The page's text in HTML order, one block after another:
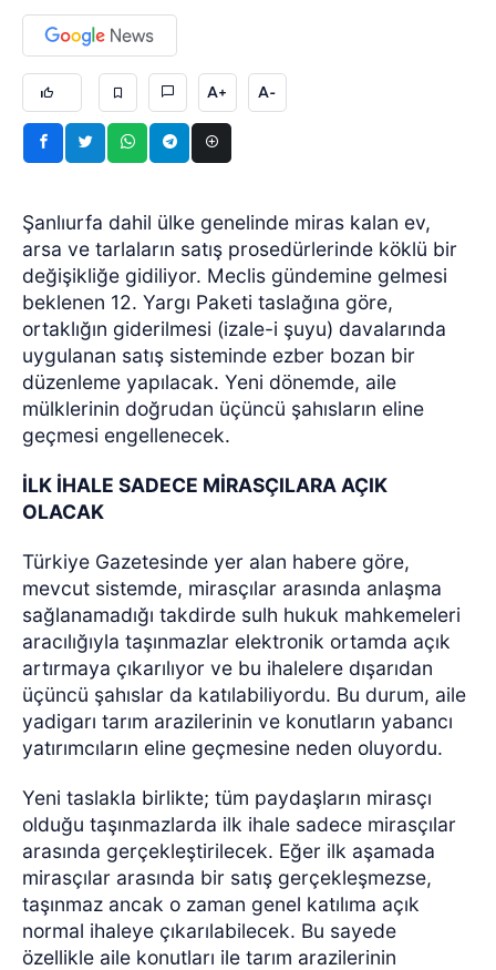
A+ A-
Şanlıurfa dahil ülke genelinde miras kalan ev,
arsa ve tarlaların satış prosedürlerinde köklü bir
değişikliğe gidiliyor. Meclis gündemine gelmesi
beklenen 12. Yargı Paketi taslağına göre,
ortaklığın giderilmesi (izale-i şuyu) davalarında
uygulanan satış sisteminde ezber bozan bir
düzenleme yapılacak. Yeni dönemde, aile
mülklerinin doğrudan üçüncü şahısların eline
geçmesi engellenecek.
İLK İHALE SADECE MİRASÇILARA AÇIK
OLACAK
Türkiye Gazetesinde yer alan habere göre,
mevcut sistemde, mirasçılar arasında anlaşma
sağlanamadığı takdirde sulh hukuk mahkemeleri
aracılığıyla taşınmazlar elektronik ortamda açık
artırmaya çıkarılıyor ve bu ihalelere dışarıdan
üçüncü şahıslar da katılabiliyordu. Bu durum, aile
yadigarı tarım arazilerinin ve konutların yabancı
yatırımcıların eline geçmesine neden oluyordu.
Yeni taslakla birlikte; tüm paydaşların mirasçı
olduğu taşınmazlarda ilk ihale sadece mirasçılar
arasında gerçekleştirilecek. Eğer ilk aşamada
mirasçılar arasında bir satış gerçekleşmezse,
taşınmaz ancak o zaman genel katılıma açık
normal ihaleye çıkarılabilecek. Bu sayede
özellikle aile konutları ile tarım arazilerinin